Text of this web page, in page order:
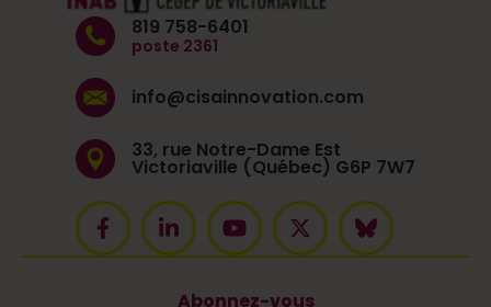
819 758-6401
poste 2361
info@cisainnovation.com
33, rue Notre-Dame Est
Victoriaville (Québec) G6P 7W7
Abonnez-vous